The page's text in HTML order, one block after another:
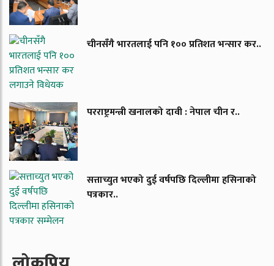
चीनसँगै भारतलाई पनि १०० प्रतिशत भन्सार कर..
परराष्ट्रमन्त्री खनालको दावी : नेपाल चीन र..
सत्ताच्युत भएको दुई वर्षपछि दिल्लीमा हसिनाको
पत्रकार..